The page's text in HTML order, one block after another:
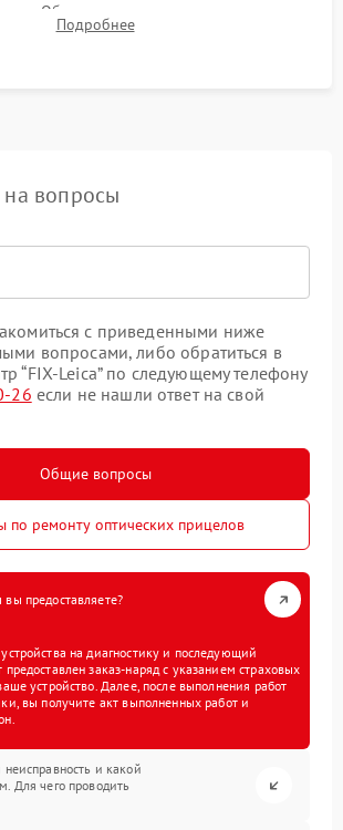
Обязательное испытание прицела на
для проверки устойчивости к отдаче и
Подробнее
на вопросы
с приведенными ниже
вопросами, либо обратиться в
“FIX-Leica” по следующему телефону
26 если не нашли ответ на свой
Общие вопросы
по ремонту оптических прицелов
предоставляете?
на диагностику и последующий
заказ-наряд с указанием страховых
устройство. Далее, после выполнения работ
вы получите акт выполненных работ и
и какой
Для чего проводить